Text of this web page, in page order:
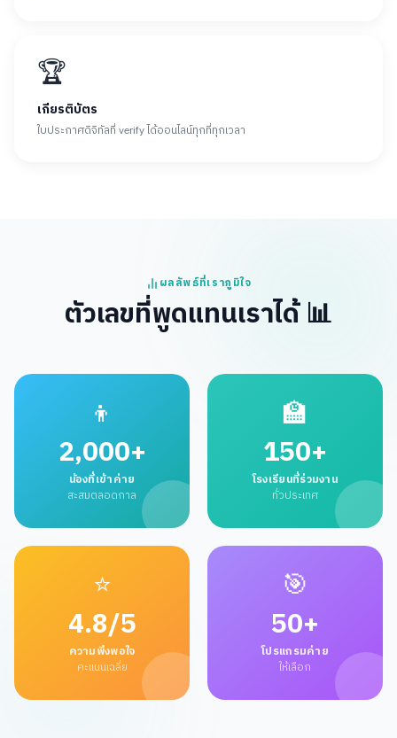
🏆
เกียรติบัตร
ใบประกาศดิจิทัลที่ verify ได้ออนไลน์ทุกที่ทุกเวลา
ผลลัพธ์ที่เราภูมิใจ
ตัวเลขที่พูดแทนเราได้ 📊
👦
2,000+
น้องที่เข้าค่าย
สะสมตลอดกาล
🏫
150+
โรงเรียนที่ร่วมงาน
ทั่วประเทศ
⭐
4.8/5
ความพึงพอใจ
คะแนนเฉลี่ย
🎯
50+
โปรแกรมค่าย
ให้เลือก